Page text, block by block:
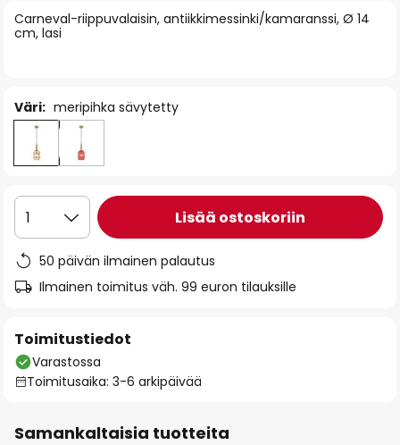
of
the
Carneval-riippuvalaisin, antiikkimessinki/kamaranssi, Ø 14
cm, lasi
Väri: meripihka sävytetty
1 Lisää ostoskoriin
50 päivän ilmainen palautus
Ilmainen toimitus väh. 99 euron tilauksille
Toimitustiedot
Varastossa
Toimitusaika: 3-6 arkipäivää
Samankaltaisia tuotteita